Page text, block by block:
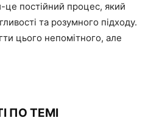
це постійний процес, який
та розумного підходу.
цього непомітного, але
ПО ТЕМІ